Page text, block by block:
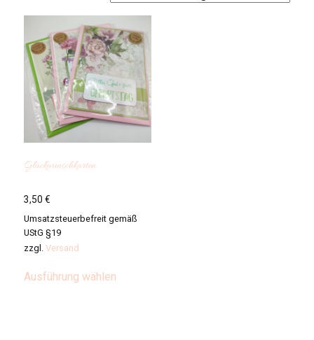
Glückwunschkarten
3,50€
Umsatzsteuerbefreit gemäß
UStG §19
zzgl.Versand
Ausführung wählen